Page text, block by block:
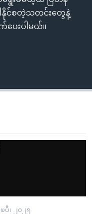
ပါနိုင်စတဲ့သတင်းတွေနဲ့
းပါမယ်။
ပီ၊ ၂၀၂၅